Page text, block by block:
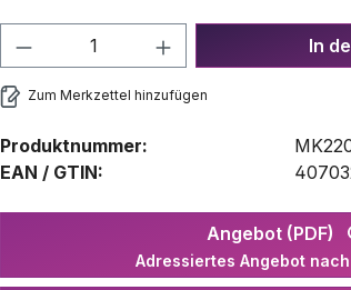
Produkt Anzahl: Gib den
In
Zum Merkzettel hinzufügen
Produktnummer:
EAN / GTIN:
Angebot (PDF)
Adressiertes Angebot